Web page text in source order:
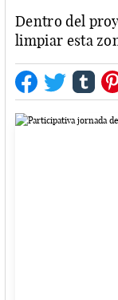
Dentro del
limpiar esta